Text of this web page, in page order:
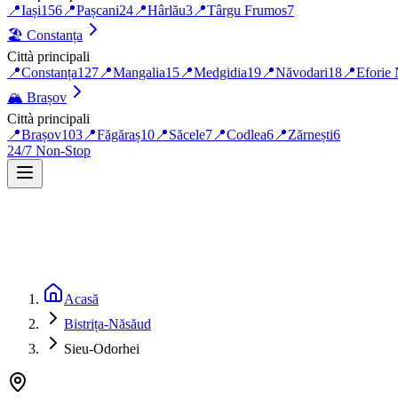
📍Iași156 📍Pașcani24 📍Hârlău3 📍Târgu Frumos7
🏖️ Constanța
Città principali
📍Constanța127 📍Mangalia15 📍Medgidia19 📍Năvodari18 📍Eforie
🏔️ Brașov
Città principali
📍Brașov103 📍Făgăraș10 📍Săcele7 📍Codlea6 📍Zărnești6
24/7 Non-Stop
Acasă
Bistrița-Năsăud
Sieu-Odorhei